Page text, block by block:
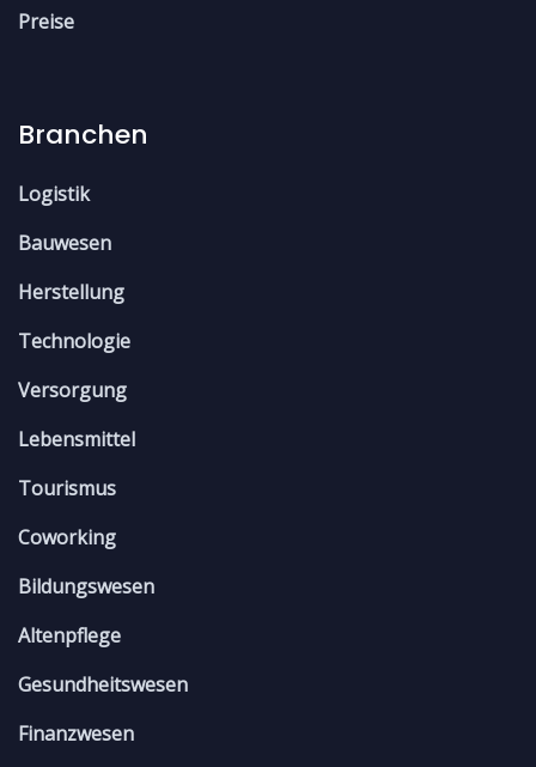
Preise
Branchen
Logistik
Bauwesen
Herstellung
Technologie
Versorgung
Lebensmittel
Tourismus
Coworking
Bildungswesen
Altenpflege
Gesundheitswesen
Finanzwesen